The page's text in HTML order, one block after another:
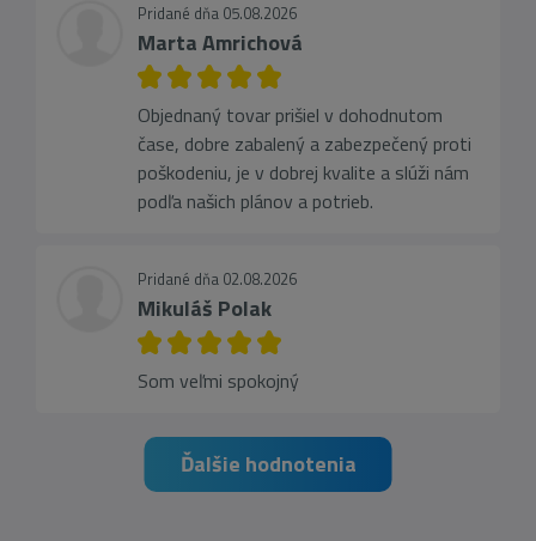
Pridané dňa 05.08.2026
Marta Amrichová
Objednaný tovar prišiel v dohodnutom
čase, dobre zabalený a zabezpečený proti
poškodeniu, je v dobrej kvalite a slúži nám
podľa našich plánov a potrieb.
Pridané dňa 02.08.2026
Mikuláš Polak
Som veľmi spokojný
Ďalšie hodnotenia